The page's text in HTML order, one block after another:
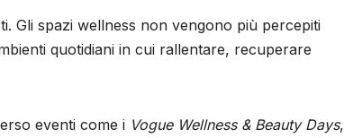
Gli spazi wellness non vengono più percepiti
quotidiani in cui rallentare, recuperare
eventi come i Vogue Wellness & Beauty Days,